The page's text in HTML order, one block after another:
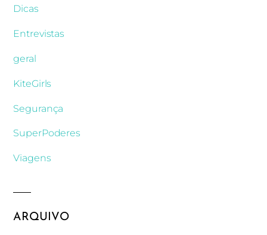
Dicas
Entrevistas
geral
KiteGirls
Segurança
SuperPoderes
Viagens
ARQUIVO